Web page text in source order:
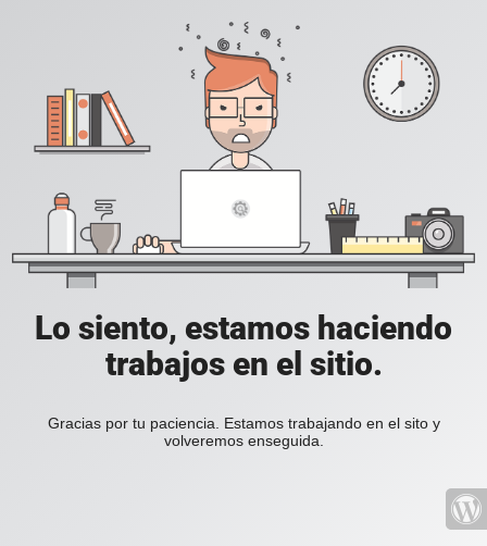
Lo siento, estamos haciendo
trabajos en el sitio.
Gracias por tu paciencia. Estamos trabajando en el sito y
volveremos enseguida.